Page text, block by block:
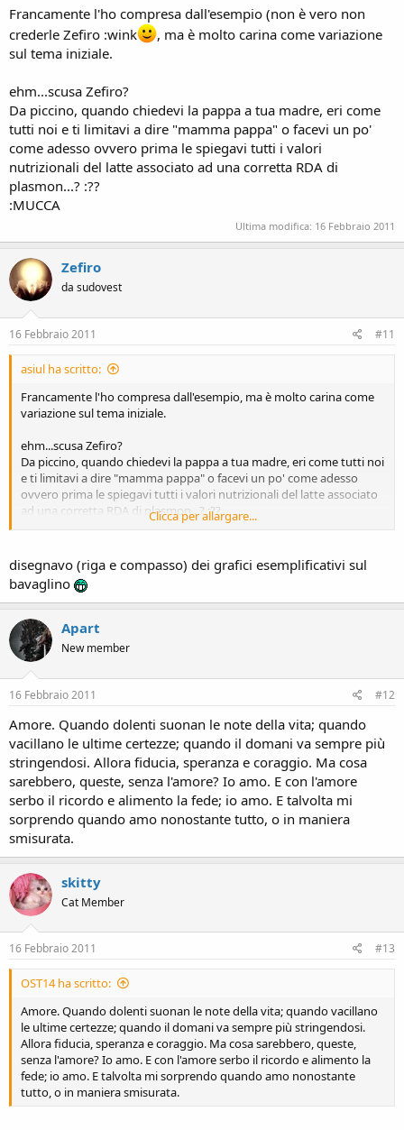
Francamente l'ho compresa dall'esempio (non è vero non
crederle Zefiro :wink
, ma è molto carina come variazione
sul tema iniziale.
ehm...scusa Zefiro?
Da piccino, quando chiedevi la pappa a tua madre, eri come
tutti noi e ti limitavi a dire "mamma pappa" o facevi un po'
come adesso ovvero prima le spiegavi tutti i valori
nutrizionali del latte associato ad una corretta RDA di
plasmon...? :??
:MUCCA
Ultima modifica: 16 Febbraio 2011
Zefiro
da sudovest
16 Febbraio 2011 #11
asiul ha scritto:
Francamente l'ho compresa dall'esempio, ma è molto carina come
variazione sul tema iniziale.
ehm...scusa Zefiro?
Da piccino, quando chiedevi la pappa a tua madre, eri come tutti noi
e ti limitavi a dire "mamma pappa" o facevi un po' come adesso
ovvero prima le spiegavi tutti i valori nutrizionali del latte associato
ad una corretta RDA di plasmon...? :??
Clicca per allargare...
disegnavo (riga e compasso) dei grafici esemplificativi sul
bavaglino
Apart
New member
16 Febbraio 2011 #12
Amore. Quando dolenti suonan le note della vita; quando
vacillano le ultime certezze; quando il domani va sempre più
stringendosi. Allora fiducia, speranza e coraggio. Ma cosa
sarebbero, queste, senza l'amore? Io amo. E con l'amore
serbo il ricordo e alimento la fede; io amo. E talvolta mi
sorprendo quando amo nonostante tutto, o in maniera
smisurata.
skitty
Cat Member
16 Febbraio 2011 #13
OST14 ha scritto:
Amore. Quando dolenti suonan le note della vita; quando vacillano
le ultime certezze; quando il domani va sempre più stringendosi.
Allora fiducia, speranza e coraggio. Ma cosa sarebbero, queste,
senza l'amore? Io amo. E con l'amore serbo il ricordo e alimento la
fede; io amo. E talvolta mi sorprendo quando amo nonostante
tutto, o in maniera smisurata.